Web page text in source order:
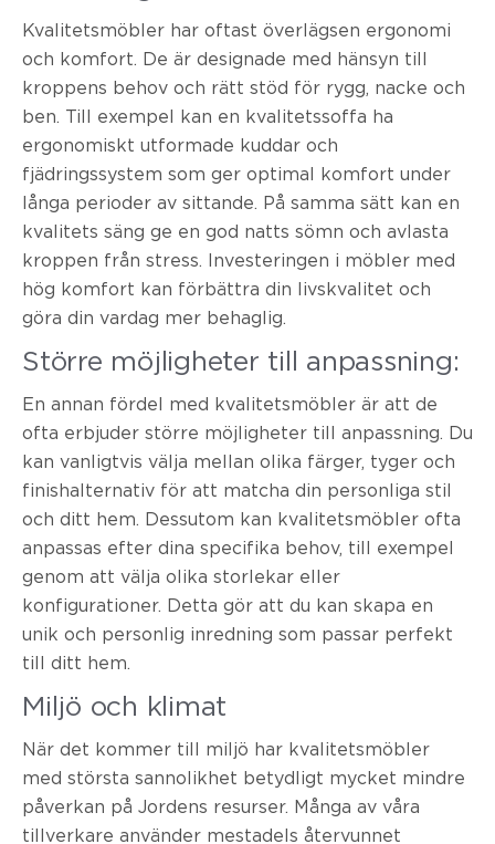
Kvalitetsmöbler har oftast överlägsen ergonomi
och komfort. De är designade med hänsyn till
kroppens behov och rätt stöd för rygg, nacke och
ben. Till exempel kan en kvalitetssoffa ha
ergonomiskt utformade kuddar och
fjädringssystem som ger optimal komfort under
långa perioder av sittande. På samma sätt kan en
kvalitets säng ge en god natts sömn och avlasta
kroppen från stress. Investeringen i möbler med
hög komfort kan förbättra din livskvalitet och
göra din vardag mer behaglig.
Större möjligheter till anpassning:
En annan fördel med kvalitetsmöbler är att de
ofta erbjuder större möjligheter till anpassning. Du
kan vanligtvis välja mellan olika färger, tyger och
finishalternativ för att matcha din personliga stil
och ditt hem. Dessutom kan kvalitetsmöbler ofta
anpassas efter dina specifika behov, till exempel
genom att välja olika storlekar eller
konfigurationer. Detta gör att du kan skapa en
unik och personlig inredning som passar perfekt
till ditt hem.
Miljö och klimat
När det kommer till miljö har kvalitetsmöbler
med största sannolikhet betydligt mycket mindre
påverkan på Jordens resurser. Många av våra
tillverkare använder mestadels återvunnet